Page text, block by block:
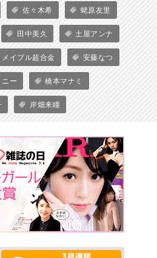
佐々木希 蛯原友里
田中美久 土屋アンナ
メイプル超合金 安藤なつ
ニー 橋本マナミ
岸畑来瞳